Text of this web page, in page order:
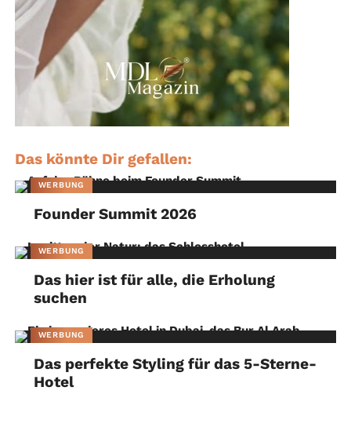
Das könnte Dir gefallen:
WERBUNG
Founder Summit 2026
WERBUNG
Das hier ist für alle, die Erholung
suchen
WERBUNG
Das perfekte Styling für das 5-Sterne-
Hotel